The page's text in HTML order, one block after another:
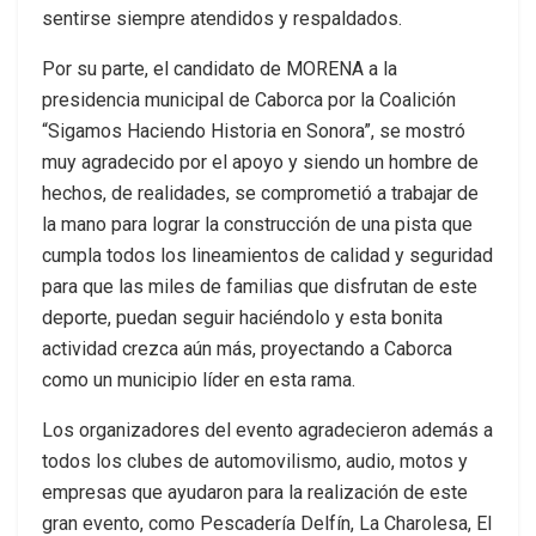
sentirse siempre atendidos y respaldados.
Por su parte, el candidato de MORENA a la
presidencia municipal de Caborca por la Coalición
“Sigamos Haciendo Historia en Sonora”, se mostró
muy agradecido por el apoyo y siendo un hombre de
hechos, de realidades, se comprometió a trabajar de
la mano para lograr la construcción de una pista que
cumpla todos los lineamientos de calidad y seguridad
para que las miles de familias que disfrutan de este
deporte, puedan seguir haciéndolo y esta bonita
actividad crezca aún más, proyectando a Caborca
como un municipio líder en esta rama.
Los organizadores del evento agradecieron además a
todos los clubes de automovilismo, audio, motos y
empresas que ayudaron para la realización de este
gran evento, como Pescadería Delfín, La Charolesa, El